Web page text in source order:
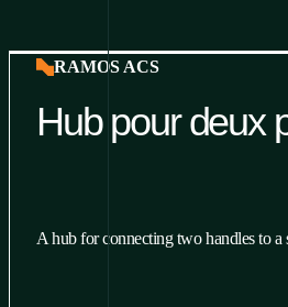
RAMOS ACS
Hub pour deux
A hub for connecting two handles to a